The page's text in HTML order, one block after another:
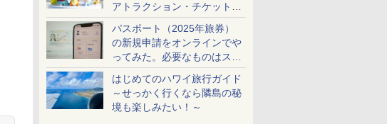
アトラクション・チケット手
配・来場前に必要な準備は？
パスポート（2025年旅券）
の新規申請をオンラインでや
ってみた。必要なものはスマ
ホとマイナカードのみ
はじめてのハワイ旅行ガイド
～せっかく行くなら隣島の秘
境も楽しみたい！～